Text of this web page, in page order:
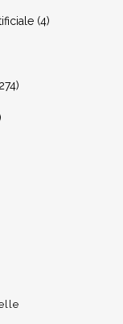
(4)